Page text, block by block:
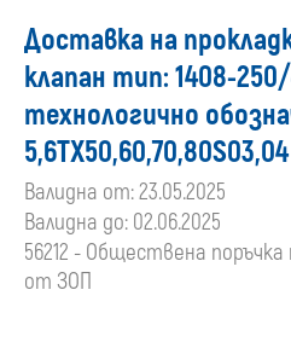
Доставка на
клапан тип: 1408-
технологично
5,6ТХ50,60,70,80S03,04
Валидна от: 23.05.2025
Валидна до: 02.06.2025
56212 - Обществена поръчка
от ЗОП